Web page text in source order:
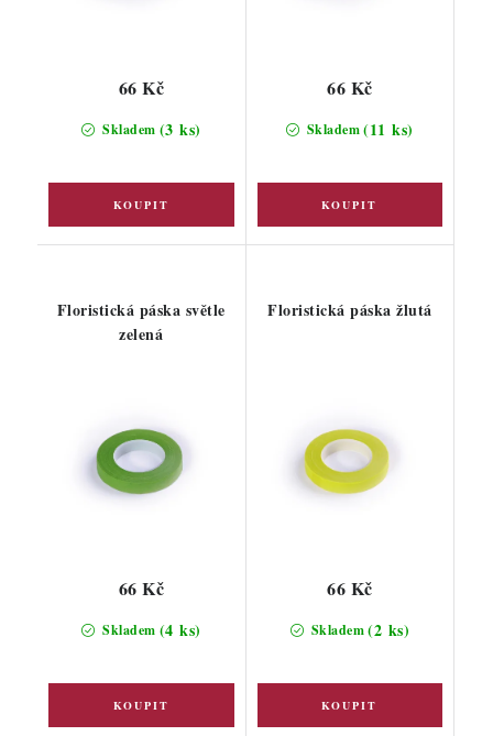
Skladem (3 ks)
66 Kč
Skladem(11 ks)
66 Kč
Floristická páska světle
zelená
Skladem (4 ks)
66 Kč
Floristická páska žlutá
Skladem(2 ks)
66 Kč